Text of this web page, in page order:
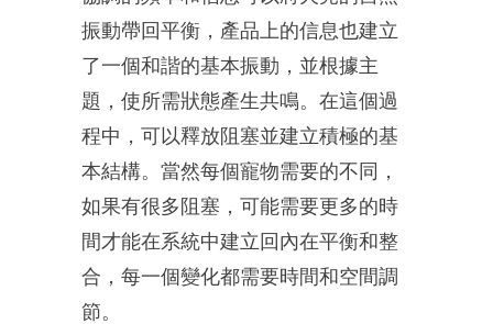
振動帶回平衡， 產品上的信息也建立
了一個和諧的基本振動，並根據主
題， 使所需狀態產生共鳴。在這個過
程中， 可以釋放阻塞並建立積極的基
本結構。當然每個寵物需要的不同，
如果有很多阻塞， 可能需要更多的時
間才能在系統中建立回內在平衡和整
合， 每一個變化都需要時間和空間調
節。